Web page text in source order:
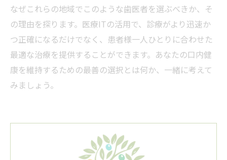
なぜこれらの地域でこのような歯医者を選ぶべきか、そ
の理由を探ります。医療ITの活用で、診療がより迅速か
つ正確になるだけでなく、患者様一人ひとりに合わせた
最適な治療を提供することができます。あなたの口内健
康を維持するための最善の選択とは何か、一緒に考えて
みましょう。